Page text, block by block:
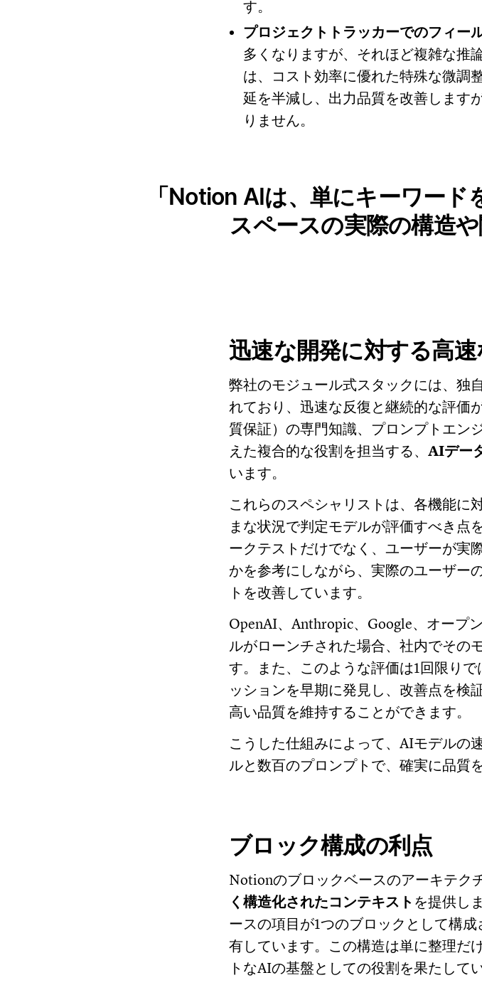
す。
プロジェクトトラッカーでのフィー
多くなりますが、それほど複雑な推
は、コスト効率に優れた特殊な微調
延を半減し、出力品質を改善します
りません。
Notion AIは、単にキーワード
スペースの実際の構造や
迅速な開発に対する高
弊社のモジュール式スタックには、独
れており、迅速な反復と継続的な評価
質保証）の専門知識、プロンプトエン
えた複合的な役割を担当する、 AIデー
います。
これらのスペシャリストは、各機能に
まな状況で判定モデルが評価すべき点
ークテストだけでなく、ユーザーが実
かを参考にしながら、実際のユーザー
トを改善しています。
OpenAI、Anthropic、Google、オープ
ルがローンチされた場合、社内でその
す。また、このような評価は1回限り
ッションを早期に発見し、改善点を検
高い品質を維持することができます。
こうした仕組みによって、AIモデルの
ルと数百のプロンプトで、確実に品質
ブロック構成の利点
Notionのブロックベースのアーキテク
く構造化されたコンテキスト を提供し
ースの項目が1つのブロックとして構
有しています。この構造は単に整理だ
トなAIの基盤としての役割を果たしてい